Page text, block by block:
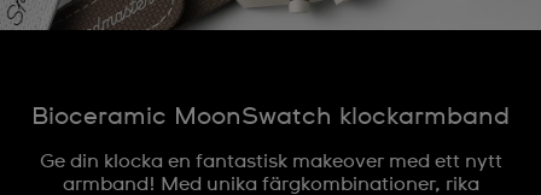
Bioceramic MoonSwatch klockarmband
Ge din klocka en fantastisk makeover med ett nytt
armband! Med unika färgkombinationer, rika